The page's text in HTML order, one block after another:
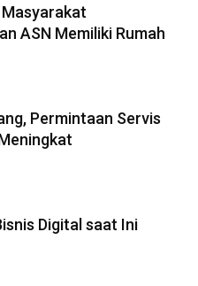
ASN Memiliki Rumah
Permintaan Servis
Digital saat Ini